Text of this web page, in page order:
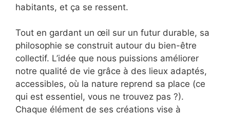
habitants, et ça se ressent.
Tout en gardant un œil sur un futur durable, sa
philosophie se construit autour du bien-être
collectif. L’idée que nous puissions améliorer
notre qualité de vie grâce à des lieux adaptés,
accessibles, où la nature reprend sa place (ce
qui est essentiel, vous ne trouvez pas ?).
Chaque élément de ses créations vise à